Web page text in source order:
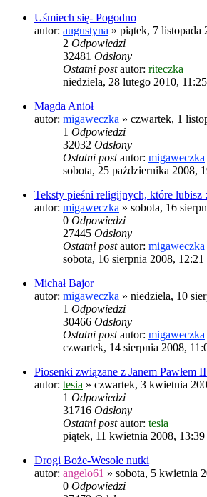
Uśmiech się- Pogodno
autor: augustyna » piątek, 7 listopada
2 Odpowiedzi
32481 Odsłony
Ostatni postautor: riteczka
niedziela, 28 lutego 2010, 11:25
Magda Anioł
autor: migaweczka » czwartek, 1
1 Odpowiedzi
32032 Odsłony
Ostatni postautor: migaweczka
sobota, 25 października 2008,
Teksty pieśni religijnych, które lubisz
autor: migaweczka » sobota, 16
0 Odpowiedzi
27445 Odsłony
Ostatni postautor: migaweczka
sobota, 16 sierpnia 2008, 12:21
Michał Bajor
autor: migaweczka » niedziela, 10
1 Odpowiedzi
30466 Odsłony
Ostatni postautor: migaweczka
czwartek, 14 sierpnia 2008,
Piosenki związane z Janem Pawłem
autor: tesia » czwartek, 3 kwietnia
1 Odpowiedzi
31716 Odsłony
Ostatni postautor: tesia
piątek, 11 kwietnia 2008, 13:39
Drogi Boże-Wesołe nutki
autor: angelo61 » sobota, 5 kwietnia
0 Odpowiedzi